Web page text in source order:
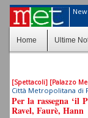
Home Ultime
[Spettacoli] [Palazzo
Città Metropolitana di
Per la rassegna ‘il
Ravel, Faurè, Hann